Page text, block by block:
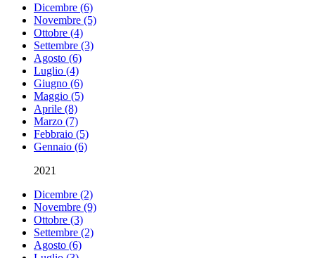
Dicembre (6)
Novembre (5)
Ottobre (4)
Settembre (3)
Agosto (6)
Luglio (4)
Giugno (6)
Maggio (5)
Aprile (8)
Marzo (7)
Febbraio (5)
Gennaio (6)
2021
Dicembre (2)
Novembre (9)
Ottobre (3)
Settembre (2)
Agosto (6)